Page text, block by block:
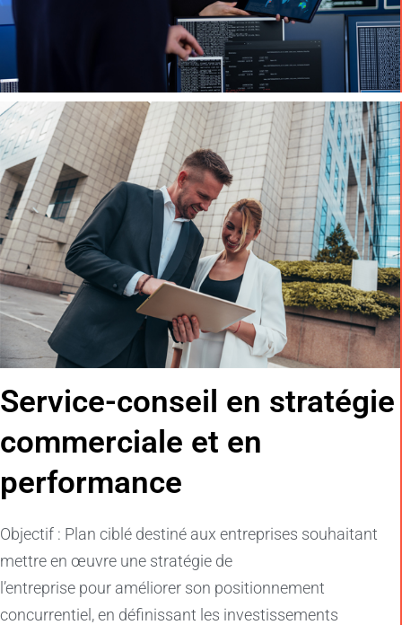
Service-conseil en stratégie
commerciale et en
performance
Objectif : Plan ciblé destiné aux entreprises souhaitant
mettre en œuvre une stratégie de
l’entreprise pour améliorer son positionnement
concurrentiel, en définissant les investissements